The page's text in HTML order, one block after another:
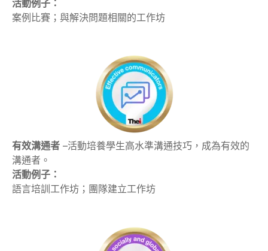
活動例子：
案例比賽；與解決問題相關的工作坊
有效溝通者 –活動培養學生高水準溝通技巧，成為有效的
溝通者。
活動例子：
語言培訓工作坊；團隊建立工作坊